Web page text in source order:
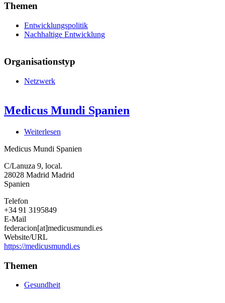
Themen
Entwicklungspolitik
Nachhaltige Entwicklung
Organisationstyp
Netzwerk
Medicus Mundi Spanien
Weiterlesen
Mundi
Medicus Mundi Spanien
C/Lanuza 9, local.
28028 Madrid Madrid
Spanien
Telefon
+34 91 3195849
E-Mail
federacion[at]medicusmundi.es
Website/URL
https://medicusmundi.es
Themen
Gesundheit